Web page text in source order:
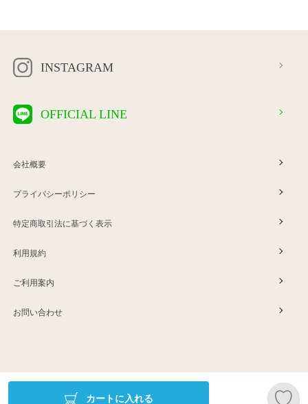
カートに入れる
INSTAGRAM
OFFICIAL LINE
会社概要
プライバシーポリシー
特定商取引法に基づく表示
利用規約
ご利用案内
お問い合わせ